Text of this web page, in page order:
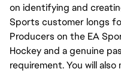
on identifying and
Sports customer longs
Producers on the EA
Hockey and a genuine
requirement. You will